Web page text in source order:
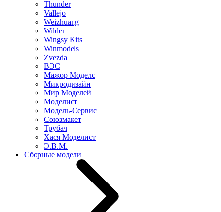
Thunder
Vallejo
Weizhuang
Wilder
Wingsy Kits
Winmodels
Zvezda
ВЭС
Мажор Моделс
Микродизайн
Мир Моделей
Моделист
Модель-Сервис
Союзмакет
Трубач
Хася Моделист
Э.В.М.
Сборные модели